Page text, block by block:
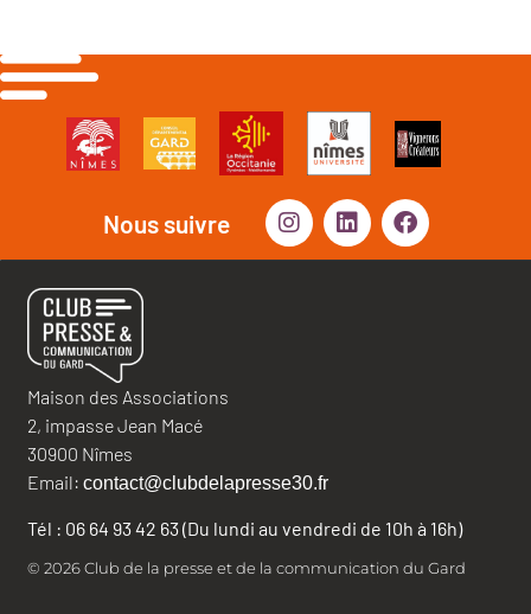
Nous suivre
Maison des Associations
2, impasse Jean Macé
30900 Nîmes
Email: contact@clubdelapresse30.fr
Tél : 06 64 93 42 63 (Du lundi au vendredi de 10h à 16h)
© 2026 Club de la presse et de la communication du Gard